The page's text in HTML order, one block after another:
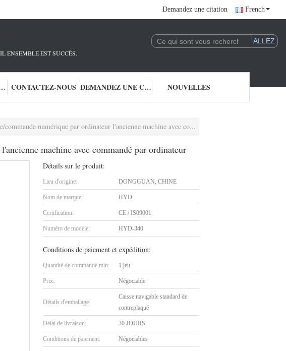
Demandez une citation French
ENSEMBLE EST SUCCÈS.
DE QUALITÉ CONTACTEZ-NOUS DEMANDEZ UNE CITATION NOUVELLES
numérique par ordinateur l'ancienne machine avec commandé par ordinateur
machine avec commandé par ordinateur
Détails sur le produit:
Lieu d'origine: DONGGUAN, CHINE
Nom de marque: HYD
Certification: CE / IS09001
Numéro de modèle: HYD-340
Conditions de paiement et expédition:
Quantité de commande min: 1 jeu
Prix: Négociable
Détails d'emballage:
Caisse navigable standard de
contreplaqué
Délai de livraison: 30 JOURS
Conditions de paiement: Négociables